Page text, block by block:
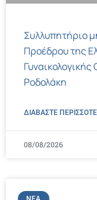
Συλλυπητήριο
Προέδρου της
Ροδολάκη
ΔΙΑΒΑΣΤΕ
08/08/2026